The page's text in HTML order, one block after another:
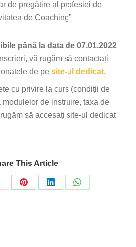
de pregătire al profesiei de
de Coaching”
până la data de 07.01.2022
vă rugăm să contactați
de pe site-ul dedicat.
cu privire la curs (condiții de
de instruire, taxa de
să accesați site-ul dedicat
This Article
Share
Share
Share